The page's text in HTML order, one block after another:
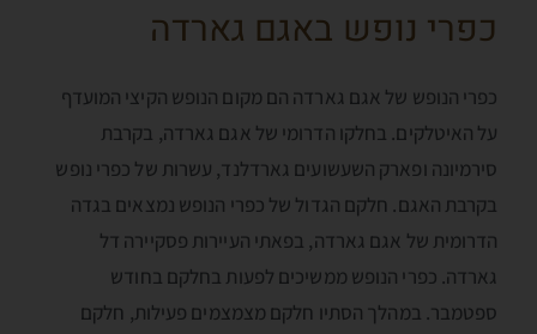
כפרי נופש באגם גארדה
כפרי הנופש של אגם גארדה הם מקום הנופש הקיצי המועדף
על האיטלקים. בחלקו הדרומי של אגם גארדה, בקרבת
סירמיונה ופארק השעשועים גארדלנד, עשרות של כפרי נופש
בקרבת האגם. חלקם הגדול של כפרי הנופש נמצאים בגדה
הדרומית של אגם גארדה, בפאתי העיירות פסקיירה דל
גארדה. כפרי הנופש ממשיכים לפעות בחלקם בחודש
ספטמבר. במהלך הסתיו חלקם מצמצמים פעילות, חלקם